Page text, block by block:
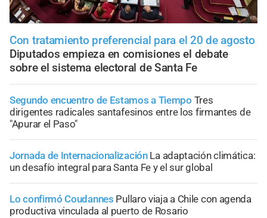
Con tratamiento preferencial para el 20 de agosto
Diputados empieza en comisiones el debate
sobre el sistema electoral de Santa Fe
Segundo encuentro de Estamos a Tiempo Tres
dirigentes radicales santafesinos entre los firmantes de
"Apurar el Paso"
Jornada de Internacionalización La adaptación climática:
un desafío integral para Santa Fe y el sur global
Lo confirmó Coudannes Pullaro viaja a Chile con agenda
productiva vinculada al puerto de Rosario